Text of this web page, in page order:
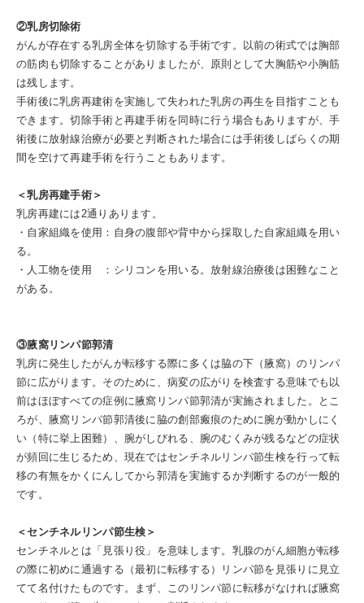
②乳房切除術
がんが存在する乳房全体を切除する手術です。以前の術式では胸部
の筋肉も切除することがありましたが、原則として大胸筋や小胸筋
は残します。
手術後に乳房再建術を実施して失われた乳房の再生を目指すことも
できます。切除手術と再建手術を同時に行う場合もありますが、手
術後に放射線治療が必要と判断された場合には手術後しばらくの期
間を空けて再建手術を行うこともあります。
＜乳房再建手術＞
乳房再建には2通りあります。
・自家組織を使用：自身の腹部や背中から採取した自家組織を用い
る。
・人工物を使用 ：シリコンを用いる。放射線治療後は困難なこと
がある。
③腋窩リンパ節郭清
乳房に発生したがんが転移する際に多くは脇の下（腋窩）のリンパ
節に広がります。そのために、病変の広がりを検査する意味でも以
前はほぼすべての症例に腋窩リンパ節郭清が実施されました。とこ
ろが、腋窩リンパ節郭清後に脇の創部瘢痕のために腕が動かしにく
い（特に挙上困難）、腕がしびれる、腕のむくみが残るなどの症状
が頻回に生じるため、現在ではセンチネルリンパ節生検を行って転
移の有無をかくにんしてから郭清を実施するか判断するのが一般的
です。
＜センチネルリンパ節生検＞
センチネルとは「見張り役」を意味します。乳腺のがん細胞が転移
の際に初めに通過する（最初に転移する）リンパ節を見張りに見立
てて名付けたものです。まず、このリンパ節に転移がなければ腋窩